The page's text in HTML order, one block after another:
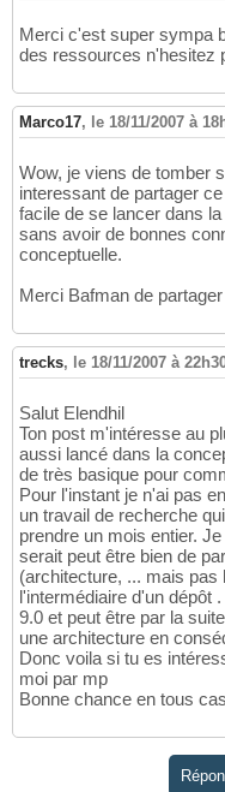
Merci c'est super sympa
des ressources n'hesitez
Marco17, le 18/11/2007 à
Wow, je viens de tomber
interessant de partager
facile de se lancer dans
sans avoir de bonnes
conceptuelle.
Merci Bafman de
trecks, le 18/11/2007 à
Salut Elendhil
Ton post m'intéresse au
aussi lancé dans la
de très basique pour
Pour l'instant je n'ai pas
un travail de recherche
prendre un mois entier.
serait peut être bien de
(architecture, ... mais pas
l'intermédiaire d'un dépôt
9.0 et peut être par la
une architecture en
Donc voila si tu es
moi par mp
Bonne chance en tous cas